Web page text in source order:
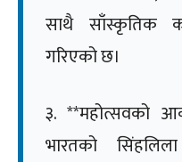
साथै साँस्कृतिक
गरिएको छ।
३. **महोत्सवको
भारतको